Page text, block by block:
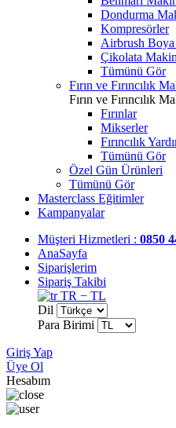
Dondurma
Kompresörler
Airbrush Boya
Çikolata
Tümünü Gör
Fırın ve Fırıncılık
Fırın ve Fırıncılık
Fırınlar
Mikserler
Fırıncılık
Tümünü Gör
Özel Gün Ürünleri
Tümünü Gör
Masterclass Eğitimler
Kampanyalar
Müşteri Hizmetleri : 0850
AnaSayfa
Siparişlerim
Sipariş Takibi
TR − TL
Dil
Para Birimi
Giriş Yap
Üye Ol
Hesabım